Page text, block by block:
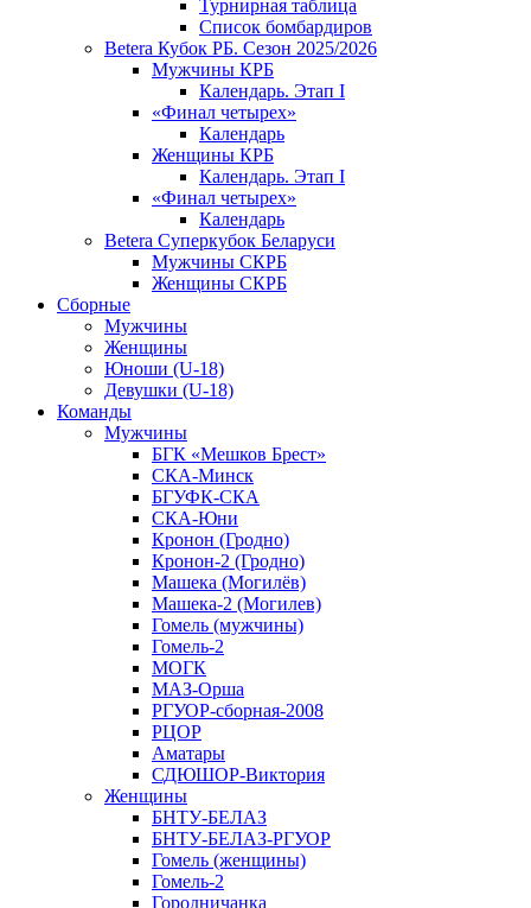
Турнирная таблица
Список бомбардиров
Betera Кубок РБ. Сезон 2025/2026
Мужчины КРБ
Календарь. Этап I
«Финал четырех»
Календарь
Женщины КРБ
Календарь. Этап I
«Финал четырех»
Календарь
Betera Суперкубок Беларуси
Мужчины СКРБ
Женщины СКРБ
Сборные
Мужчины
Женщины
Юноши (U-18)
Девушки (U-18)
Команды
Мужчины
БГК «Мешков Брест»
СКА-Минск
БГУФК-СКА
СКА-Юни
Кронон (Гродно)
Кронон-2 (Гродно)
Машека (Могилёв)
Машека-2 (Могилев)
Гомель (мужчины)
Гомель-2
МОГК
МАЗ-Орша
РГУОР-сборная-2008
РЦОР
Аматары
СДЮШОР-Виктория
Женщины
БНТУ-БЕЛАЗ
БНТУ-БЕЛАЗ-РГУОР
Гомель (женщины)
Гомель-2
Городничанка